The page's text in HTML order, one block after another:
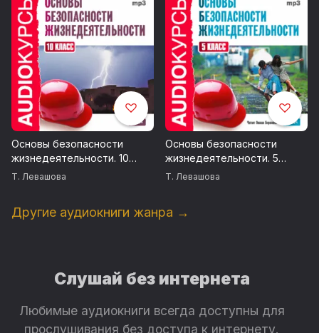
Основы безопасности
жизнедеятельности. 10
класс
Т. Левашова
Основы безопасности
жизнедеятельности. 5
класс
Т. Левашова
Другие аудиокниги жанра →
Слушай без интернета
Любимые аудиокниги всегда доступны для
прослушивания без доступа к интернету.